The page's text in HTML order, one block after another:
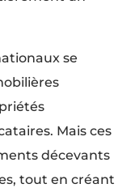
se
Mais ces
décevants
tout en créant